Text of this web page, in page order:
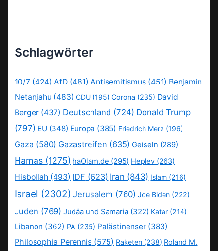
Schlagwörter
10/7 (424) AfD (481) Antisemitismus (451) Benjamin
Netanjahu (483) CDU (195) Corona (235) David
Berger (437) Deutschland (724) Donald Trump
(797) EU (348) Europa (385) Friedrich Merz (196)
Gaza (580) Gazastreifen (635) Geiseln (289)
Hamas (1275) haOlam.de (295) Heplev (263)
Hisbollah (493) IDF (623) Iran (843) Islam (216)
Israel (2302) Jerusalem (760) Joe Biden (222)
Juden (769) Judäa und Samaria (322) Katar (214)
Libanon (362) PA (235) Palästinenser (383)
Philosophia Perennis (575) Raketen (238) Roland M.